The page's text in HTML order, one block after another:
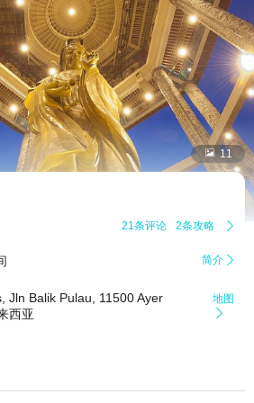
 11
21条评论 2条攻略 
简介 
Jln Balik Pulau, 11500 Ayer
西亚
地图
